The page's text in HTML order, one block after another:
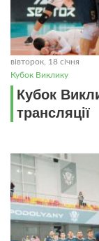
вівторок, 18 січня
Кубок Виклику
Кубок
трансляції